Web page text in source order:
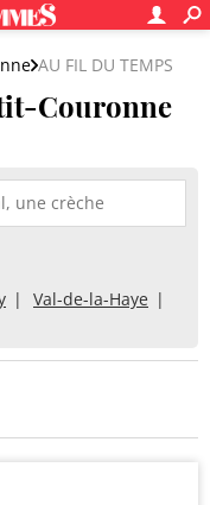
AU FIL DU TEMPS
Couronne
Val-de-la-Haye